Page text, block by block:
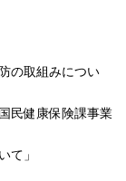
の取組みについ
民健康保険課事業
て」